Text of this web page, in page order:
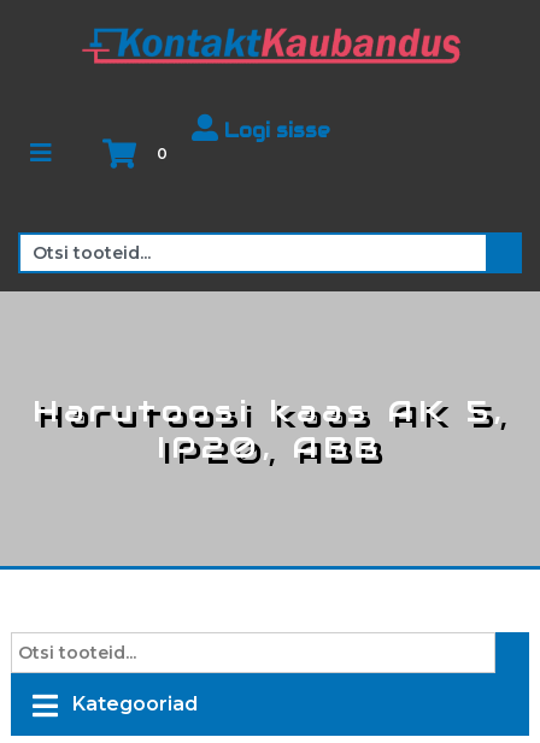
0
Logi sisse
Harutoosi kaas AK 5,
IP20, ABB
Kategooriad